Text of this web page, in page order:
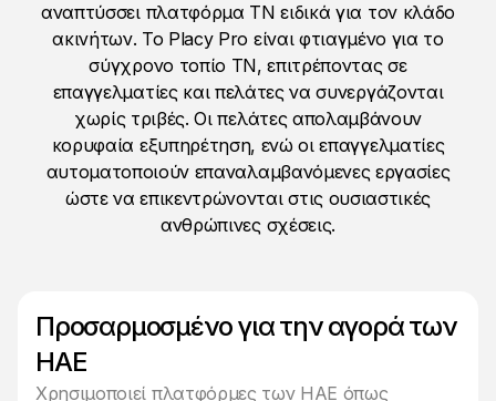
αναπτύσσει πλατφόρμα ΤΝ ειδικά για τον κλάδο
ακινήτων. Το Placy Pro είναι φτιαγμένο για το
σύγχρονο τοπίο ΤΝ, επιτρέποντας σε
επαγγελματίες και πελάτες να συνεργάζονται
χωρίς τριβές. Οι πελάτες απολαμβάνουν
κορυφαία εξυπηρέτηση, ενώ οι επαγγελματίες
αυτοματοποιούν επαναλαμβανόμενες εργασίες
ώστε να επικεντρώνονται στις ουσιαστικές
ανθρώπινες σχέσεις.
Προσαρμοσμένο για την αγορά των
ΗΑΕ
Χρησιμοποιεί πλατφόρμες των ΗΑΕ όπως